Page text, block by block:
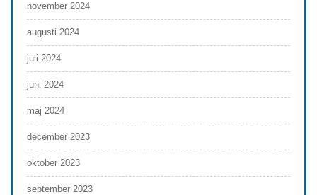
november 2024
augusti 2024
juli 2024
juni 2024
maj 2024
december 2023
oktober 2023
september 2023